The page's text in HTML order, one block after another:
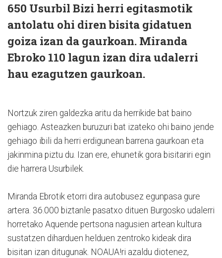
650 Usurbil Bizi herri egitasmotik
antolatu ohi diren bisita gidatuen
goiza izan da gaurkoan. Miranda
Ebroko 110 lagun izan dira udalerri
hau ezagutzen gaurkoan.
Nortzuk ziren galdezka aritu da herrikide bat baino
gehiago. Asteazken buruzuri bat izateko ohi baino jende
gehiago ibili da herri erdigunean barrena gaurkoan eta
jakinmina piztu du. Izan ere, ehunetik gora bisitariri egin
die harrera Usurbilek.
Miranda Ebrotik etorri dira autobusez egunpasa gure
artera. 36.000 biztanle pasatxo dituen Burgosko udalerri
horretako Aquende pertsona nagusien artean kultura
sustatzen diharduen helduen zentroko kideak dira
bisitan izan ditugunak. NOAUA!ri azaldu diotenez,